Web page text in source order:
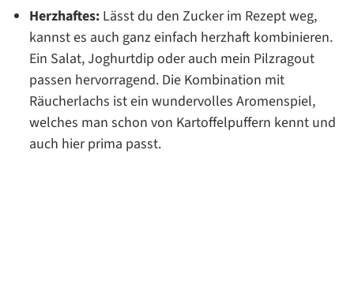
Herzhaftes: Lässt du den Zucker im Rezept weg,
kannst es auch ganz einfach herzhaft kombinieren.
Ein Salat, Joghurtdip oder auch mein Pilzragout
passen hervorragend. Die Kombination mit
Räucherlachs ist ein wundervolles Aromenspiel,
welches man schon von Kartoffelpuffern kennt und
auch hier prima passt.